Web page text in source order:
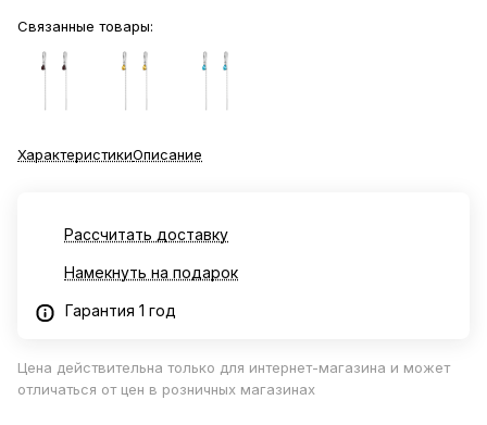
Связанные товары:
ХарактеристикиОписание
Рассчитать доставку
Намекнуть на подарок
Гарантия 1 год
Цена действительна только для интернет-магазина и может
отличаться от цен в розничных магазинах